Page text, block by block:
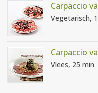
Carpaccio
Vegetarisch,
Carpaccio
Vlees, 25 min